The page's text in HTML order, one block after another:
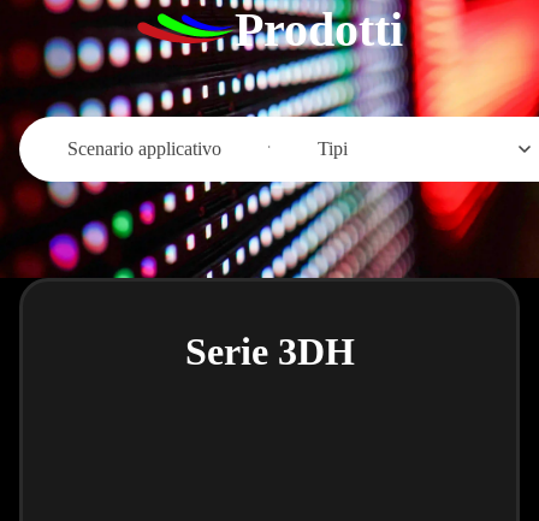
Prodotti
Scenario applicativo Tipi
Serie 3DH